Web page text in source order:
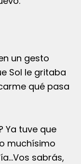
un gesto
Sol le gritaba
qué pasa
tuve que
muchísimo
sabrás,